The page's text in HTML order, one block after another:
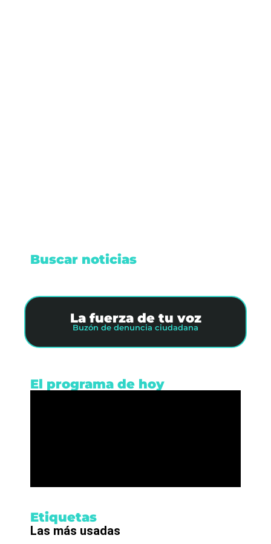
Buscar noticias
La fuerza de tu voz
Buzón de denuncia ciudadana
El programa de hoy
Etiquetas
Las más usadas